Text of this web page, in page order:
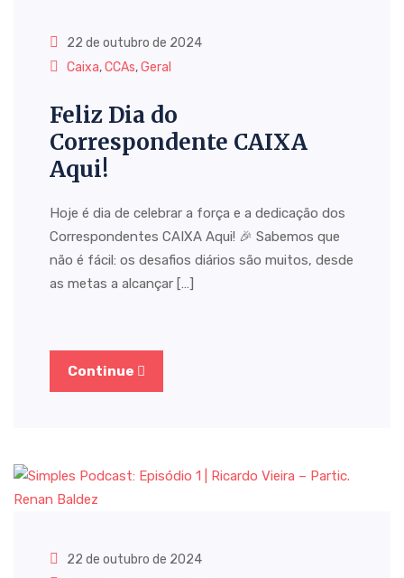
22 de outubro de 2024
Caixa,CCAs,Geral
Feliz Dia do
Correspondente CAIXA
Aqui!
Hoje é dia de celebrar a força e a dedicação dos
Correspondentes CAIXA Aqui! 🎉 Sabemos que
não é fácil: os desafios diários são muitos, desde
as metas a alcançar […]
Continue
22 de outubro de 2024